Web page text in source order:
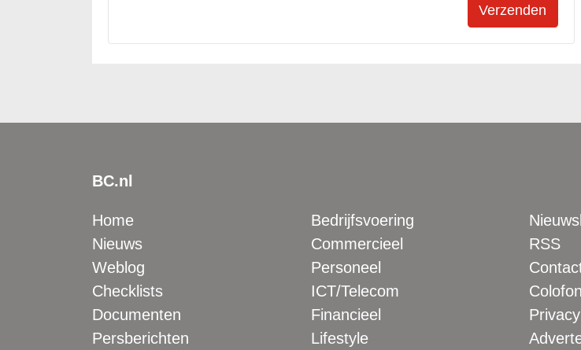
BC.nl
Home
Nieuws
Weblog
Checklists
Documenten
Persberichten
Bedrijfsvoering
Commercieel
Personeel
ICT/Telecom
Financieel
Lifestyle
RSS
Colofon
Privacy